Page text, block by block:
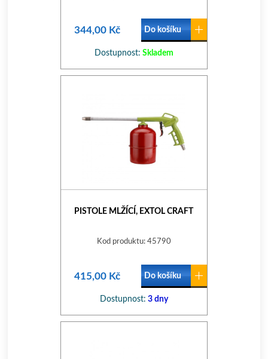
344,00 Kč Do košíku
Dostupnost: Skladem
PISTOLE MLŽÍCÍ, EXTOL CRAFT
Kod produktu: 45790
415,00 Kč Do košíku
Dostupnost: 3 dny